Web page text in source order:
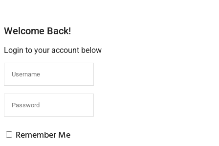
Welcome Back!
Login to your account below
Remember Me